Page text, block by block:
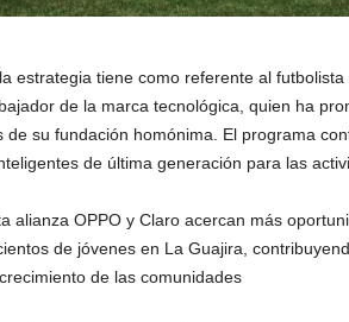
estrategia tiene como referente al
de la marca tecnológica, quien ha
de su fundación homónima. El programa
de última generación para las
alianza OPPO y Claro acercan más
de jóvenes en La Guajira,
de las comunidades